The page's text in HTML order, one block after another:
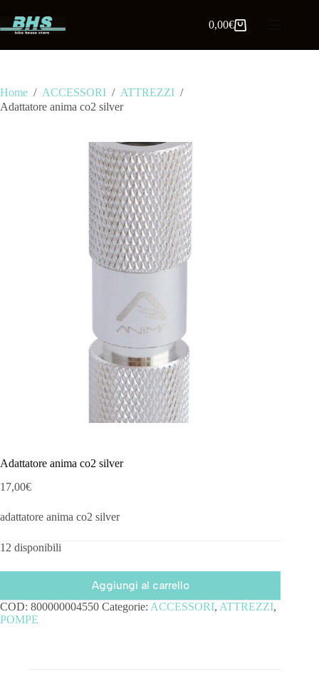
0,00€
Home / ACCESSORI / ATTREZZI /
Adattatore anima co2 silver
Adattatore anima co2 silver
17,00€
adattatore anima co2 silver
12 disponibili
Aggiungi al carrello
COD: 800000004550 Categorie: ACCESSORI, ATTREZZI,
POMPE